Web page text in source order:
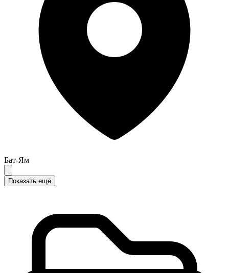
Бат-Ям
Показать ещё